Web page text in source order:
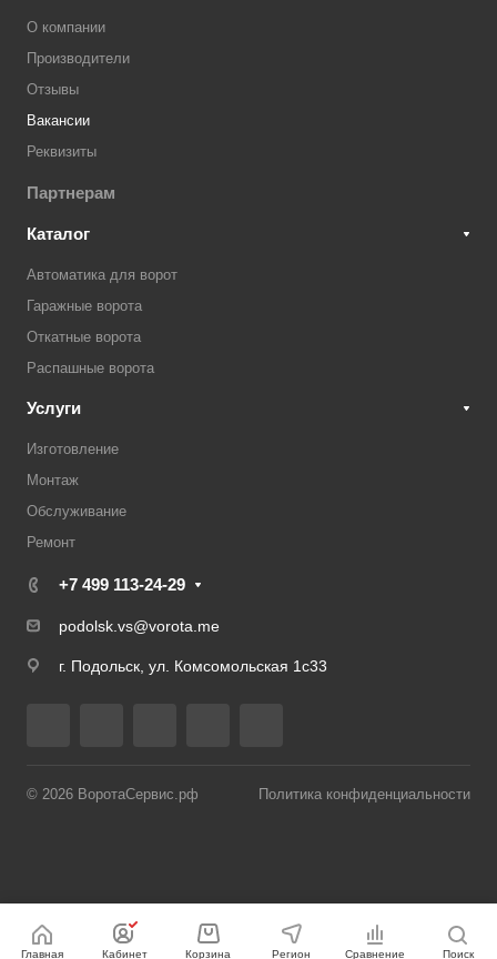
О компании
Производители
Отзывы
Вакансии
Реквизиты
Партнерам
Каталог
Автоматика для ворот
Гаражные ворота
Откатные ворота
Распашные ворота
Услуги
Изготовление
Монтаж
Обслуживание
Ремонт
+7 499 113-24-29
podolsk.vs@vorota.me
г. Подольск, ул. Комсомольская 1с33
© 2026 ВоротаСервис.рф Политика конфиденциальности
Главная Кабинет Корзина Регион Сравнение Поиск